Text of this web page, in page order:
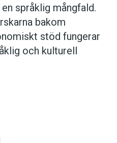
språklig mångfald.
bakom
stöd fungerar
och kulturell